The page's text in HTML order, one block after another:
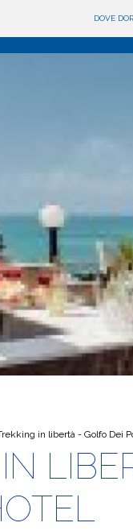
DOVE
in libertà - Golfo Dei